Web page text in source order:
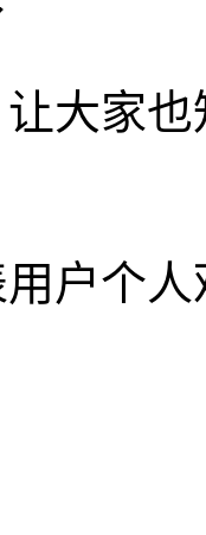
大家
户个